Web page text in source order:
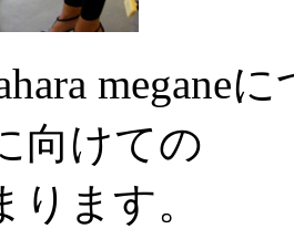
megane
向けての
ます。